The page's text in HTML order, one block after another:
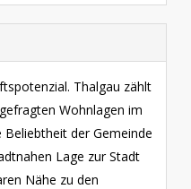
Thalgau zählt
Wohnlagen im
der Gemeinde
Lage zur Stadt
Nähe zu den